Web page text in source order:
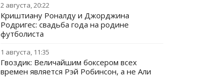
2 августа, 20:22
Криштиану Роналду и Джорджина
Родригес: свадьба года на родине
футболиста
1 августа, 11:35
Гвоздик: Величайшим боксером всех
времен является Рэй Робинсон, а не Али